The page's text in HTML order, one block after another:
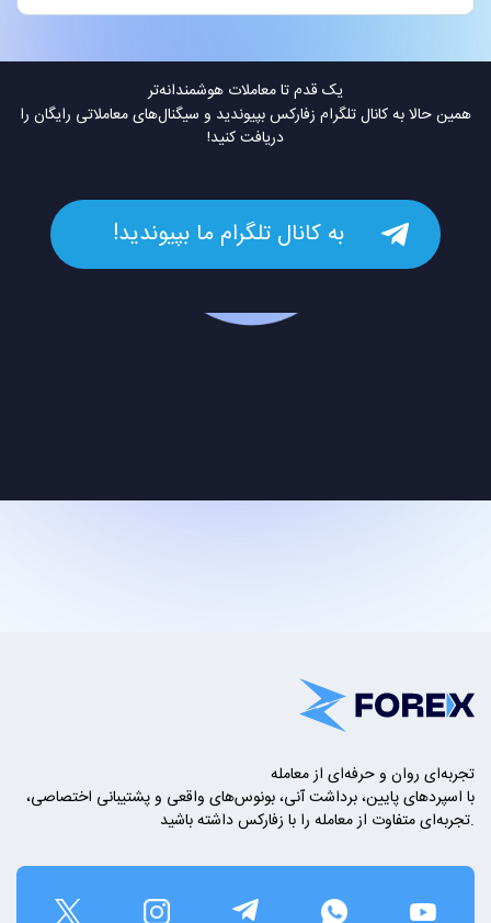
یک قدم تا معاملات هوشمندانه‌تر
همین حالا به کانال تلگرام زفارکس بپیوندید و سیگنال‌های معاملاتی رایگان را
دریافت کنید!
به کانال تلگرام ما بپیوندید!
تجربه‌ای روان و حرفه‌ای از معامله
با اسپردهای پایین، برداشت آنی، بونوس‌های واقعی و پشتیبانی اختصاصی،
تجربه‌ای متفاوت از معامله را با زفارکس داشته باشید.